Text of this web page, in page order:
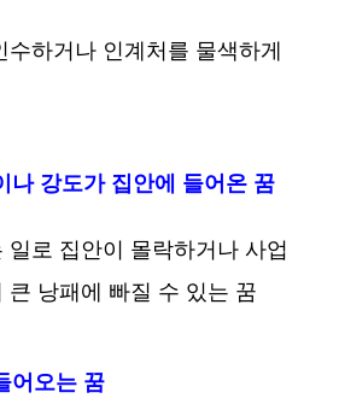
수하거나 인계처를 물색하게
나 강도가 집안에 들어온 꿈
일로 집안이 몰락하거나 사업
큰 낭패에 빠질 수 있는 꿈
어오는 꿈